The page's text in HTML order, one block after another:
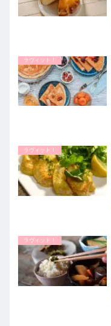
ラヴィット！
ラヴィット！
ラヴィット！